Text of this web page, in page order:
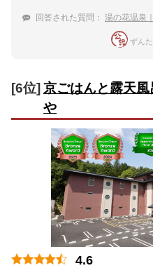
回答された質問： 湯の花温泉｜子連
ずん
[6位]京ごはんと露天
や
4.6